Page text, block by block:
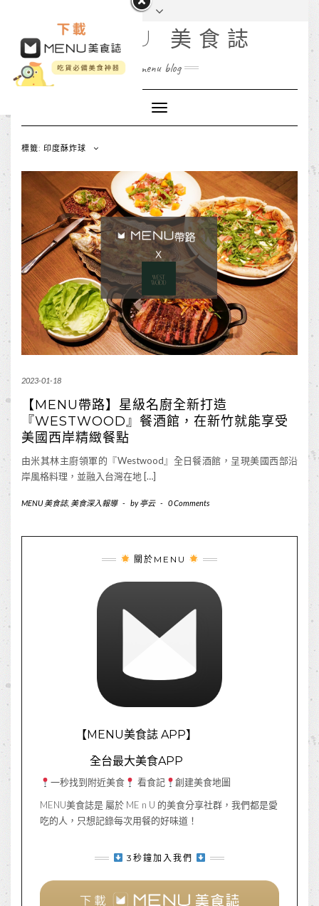
MENU 美食誌
menu blog
Toggle
Navigation
標籤: 印度酥炸球
2023-01-18
【MENU帶路】星級名廚全新打造
『WESTWOOD』餐酒館，在新竹就能享受
美國西岸精緻餐點
由米其林主廚領軍的『Westwood』全日餐酒館，呈現美國西部沿
岸風格料理，並融入台灣在地 […]
MENU 美食誌, 美食深入報導 - by亭云 - 0 Comments
關於MENU
【MENU美食誌 APP】
全台最大美食APP
一秒找到附近美食 看食記
創建美食地圖
MENU美食誌是 屬於 ME n U 的美食分享社群，我們都是愛
吃的人，只想記錄每次用餐的好味道！
3秒鐘加入我們